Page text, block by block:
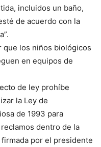
incluidos un baño,
de acuerdo con la
que los niños biológicos
en equipos de
de ley prohíbe
la Ley de
de 1993 para
dentro de la
firmada por el presidente